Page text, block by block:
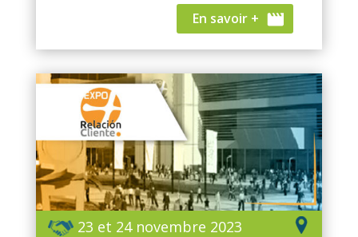
En savoir +
23 et 24 novembre 2023